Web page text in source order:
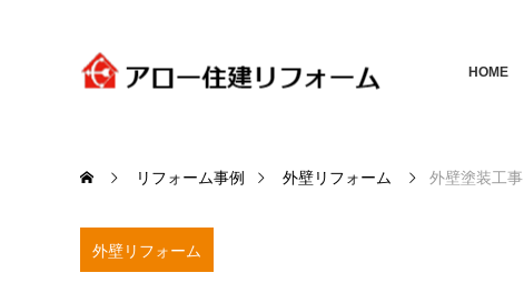
HOME
リフォーム事例 外壁リフォーム 外壁塗装工事
外壁リフォーム